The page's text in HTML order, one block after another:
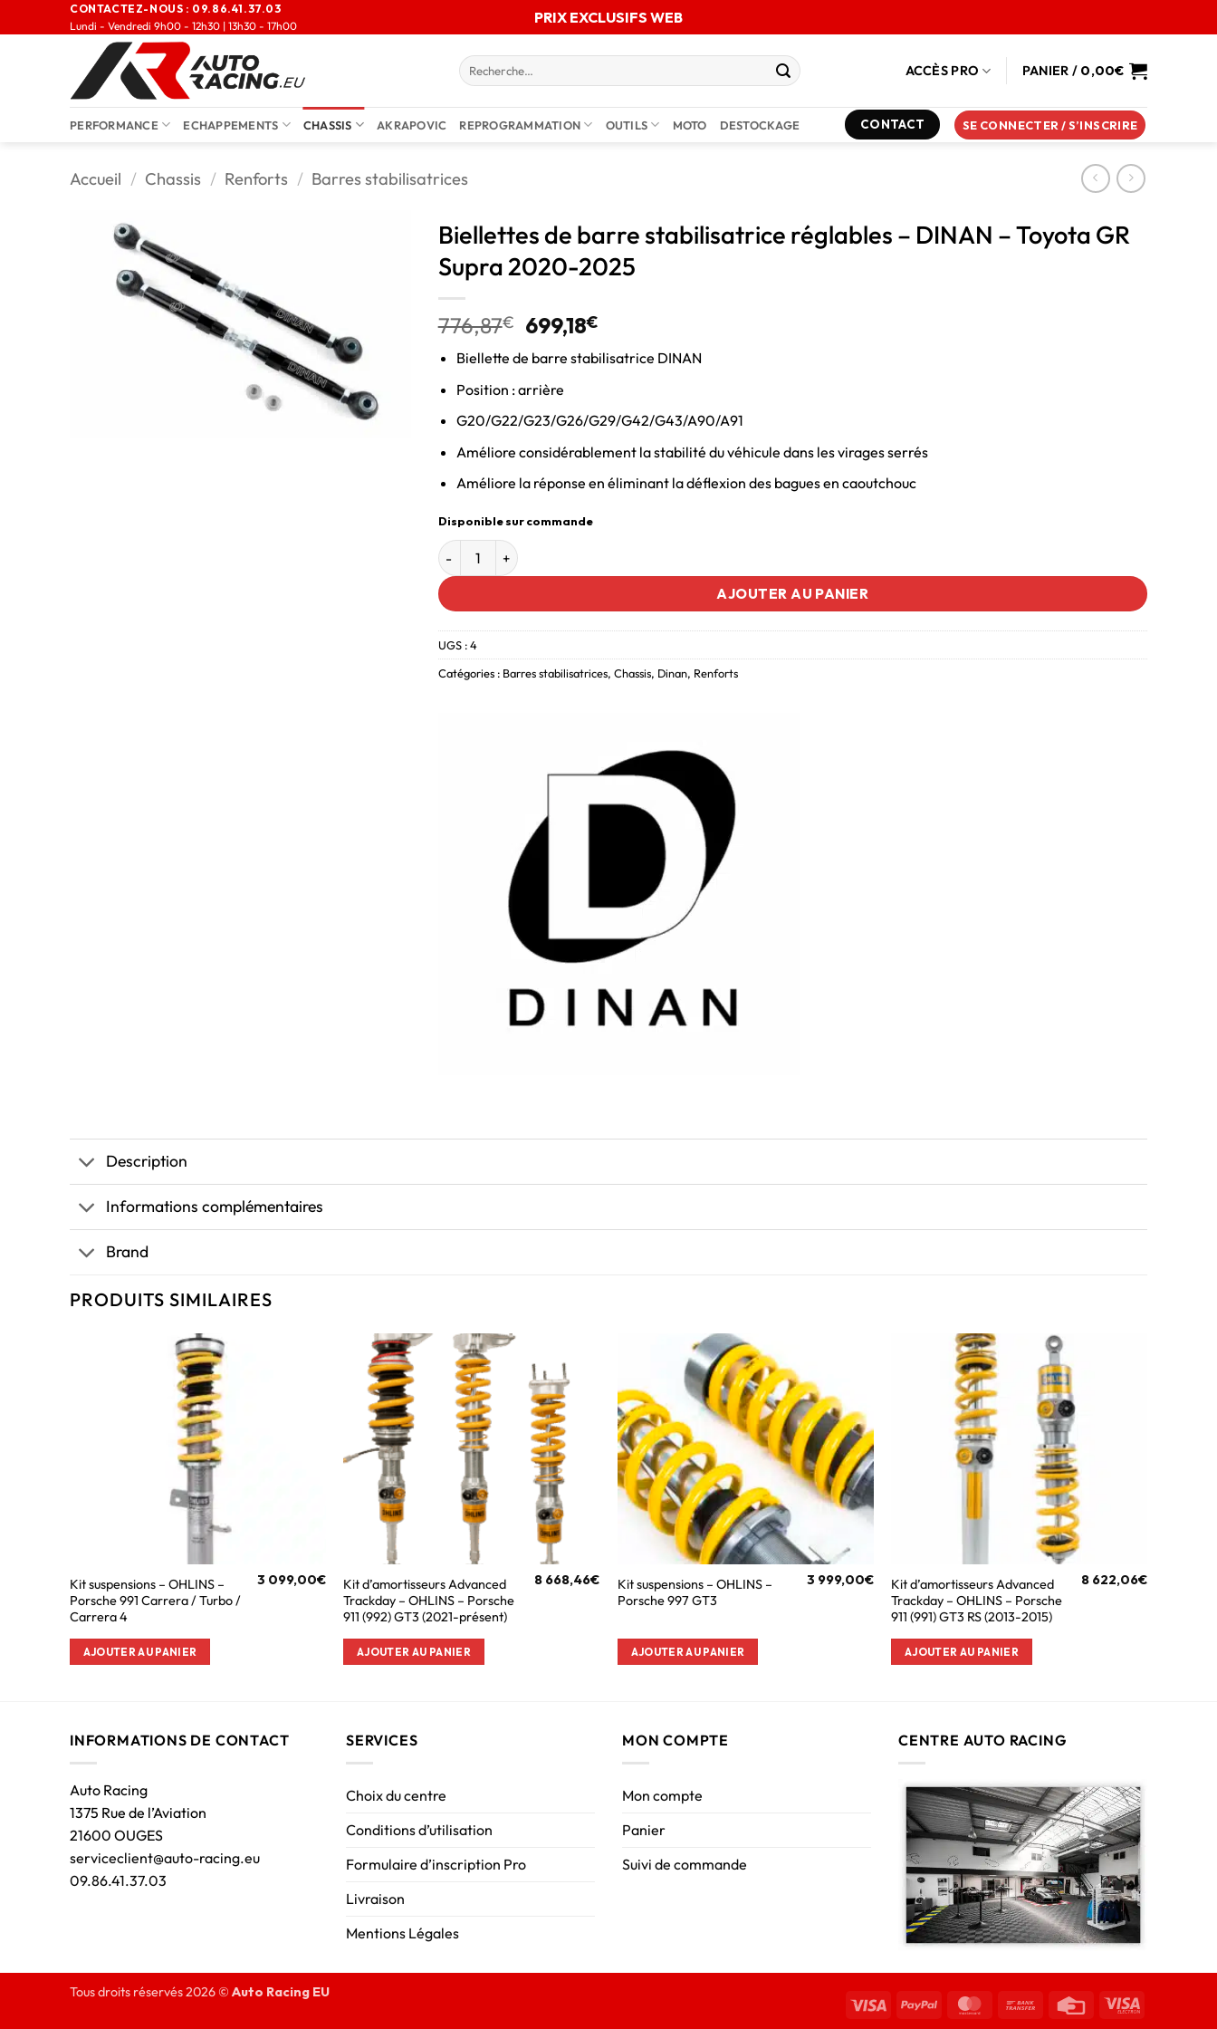
CONTACTEZ-NOUS : 09.86.41.37.03
Lundi - Vendredi 9h00 - 12h30 | 13h30 - 17h00
PRIX EXCLUSIFS WEB
ACCÈS PRO PANIER / 0,00€
PERFORMANCE ECHAPPEMENTS CHASSIS AKRAPOVIC REPROGRAMMATION OUTILS MOTO DESTOCKAGE CONTACT SE CONNECTER / S’INSCRIRE
Accueil / Chassis / Renforts / Barres stabilisatrices
Biellettes de barre stabilisatrice réglables – DINAN – Toyota GR
Supra 2020-2025
776,87€ 699,18€
Biellette de barre stabilisatrice DINAN
Position : arrière
G20/G22/G23/G26/G29/G42/G43/A90/A91
Améliore considérablement la stabilité du véhicule dans les virages serrés
Améliore la réponse en éliminant la déflexion des bagues en caoutchouc
Disponible sur commande
AJOUTER AU PANIER
UGS :4
Catégories : Barres stabilisatrices, Chassis, Dinan, Renforts
Description
Informations complémentaires
Brand
PRODUITS SIMILAIRES
Kit suspensions – OHLINS –
Porsche 991 Carrera / Turbo /
Carrera 4
3 099,00€
AJOUTER AU PANIER
Kit d’amortisseurs Advanced
Trackday – OHLINS – Porsche
911 (992) GT3 (2021-présent)
8 668,46€
AJOUTER AU PANIER
Kit suspensions – OHLINS –
Porsche 997 GT3
3 999,00€
AJOUTER AU PANIER
Kit d’amortisseurs Advanced
Trackday – OHLINS – Porsche
911 (991) GT3 RS (2013-2015)
8 622,06€
AJOUTER AU PANIER
INFORMATIONS DE CONTACT
Auto Racing
1375 Rue de l’Aviation
21600 OUGES
serviceclient@auto-racing.eu
09.86.41.37.03
SERVICES
Choix du centre
Conditions d’utilisation
Formulaire d’inscription Pro
Livraison
Mentions Légales
MON COMPTE
Mon compte
Panier
Suivi de commande
CENTRE AUTO RACING
Tous droits réservés 2026 © Auto Racing EU